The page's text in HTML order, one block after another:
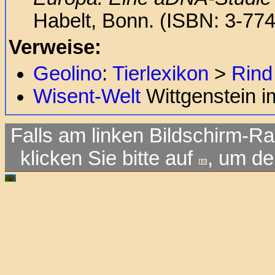
Habelt, Bonn. (ISBN: 3-
Verweise:
Geolino: Tierlexikon > Rind
Wisent-Welt Wittgenstein
Falls am linken Bildschirm-
klicken Sie bitte auf
, um